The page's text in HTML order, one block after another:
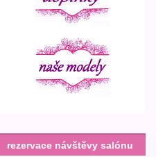
rezervace návštěvy salónu